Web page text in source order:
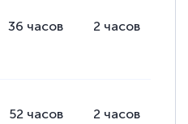
36 часов 2 часов
52 часов 2 часов